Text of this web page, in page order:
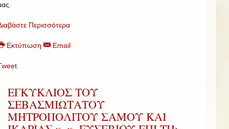
Περισσότερα
Εκτύπωση Email
ΕΓΚΥΚΛΙΟΣ ΤΟΥ
ΣΕΒΑΣΜΙΩΤΑΤΟΥ
ΜΗΤΡΟΠΟΛΙΤΟΥ ΣΑΜΟΥ ΚΑΙ